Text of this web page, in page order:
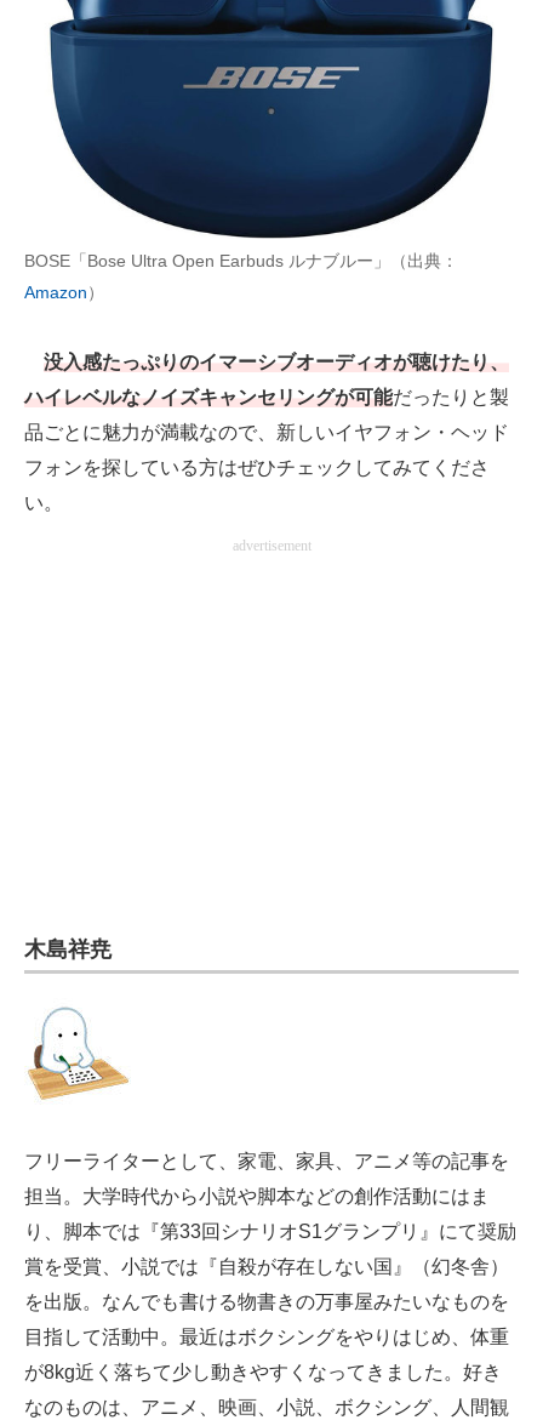
好きが集まる 比べて選べる
ビジネスと働き方のヒント
AI活用のいまが分かる
企業ITのトレンドを詳説
経営リーダーのコミュニティ
マーケ×ITの今がよく分かる
企業向けIT製品の総合サイト
IT製品の技術・比較・事例
モノづくり技術者専門サイト
BOSE「Bose Ultra Open Earbuds ルナブルー」（出典：
Amazon）
没入感たっぷりのイマーシブオーディオが聴けたり、
ハイレベルなノイズキャンセリングが可能だったりと製
品ごとに魅力が満載なので、新しいイヤフォン・ヘッド
フォンを探している方はぜひチェックしてみてくださ
い。
advertisement
木島祥尭
フリーライターとして、家電、家具、アニメ等の記事を
担当。大学時代から小説や脚本などの創作活動にはま
り、脚本では『第33回シナリオS1グランプリ』にて奨励
賞を受賞、小説では『自殺が存在しない国』（幻冬舎）
を出版。なんでも書ける物書きの万事屋みたいなものを
目指して活動中。最近はボクシングをやりはじめ、体重
が8kg近く落ちて少し動きやすくなってきました。好き
なのものは、アニメ、映画、小説、ボクシング、人間観